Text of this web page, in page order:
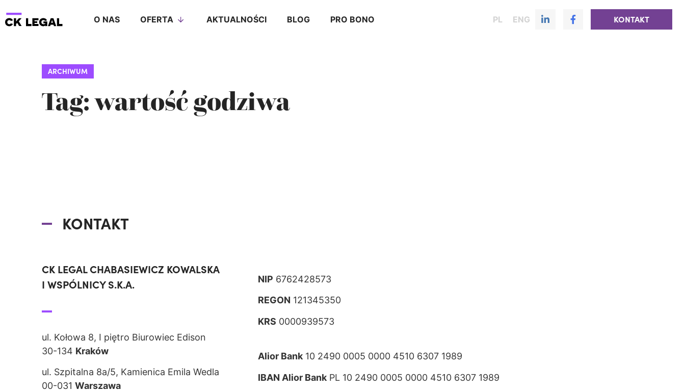
O NAS OFERTA AKTUALNOŚCI BLOG PRO BONO PL ENG KONTAKT
ARCHIWUM
Tag: wartość godziwa
KONTAKT
CK LEGAL CHABASIEWICZ KOWALSKA
I WSPÓLNICY S.K.A.
ul. Kołowa 8, I piętro Biurowiec Edison
30-134 Kraków
ul. Szpitalna 8a/5, Kamienica Emila Wedla
00-031 Warszawa
NIP 6762428573
REGON 121345350
KRS 0000939573
Alior Bank 10 2490 0005 0000 4510 6307 1989
IBAN Alior Bank PL 10 2490 0005 0000 4510 6307 1989